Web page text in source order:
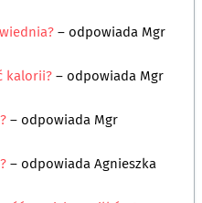
– odpowiada Mgr
kalorii?– odpowiada Mgr
– odpowiada Mgr
– odpowiadaAgnieszka